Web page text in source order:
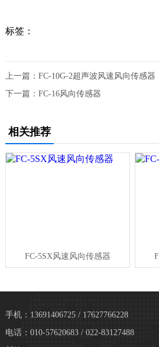
标签：
上一篇： FC-10G-2超声波风速风向传感器
下一篇： FC-16风向传感器
相关推荐
FC-5SX风速风向传感器
手机：13691406725 / 17627766228
电话：010-57620683 / 022-83127488